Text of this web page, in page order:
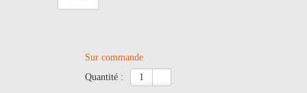
Sur commande
quantité :